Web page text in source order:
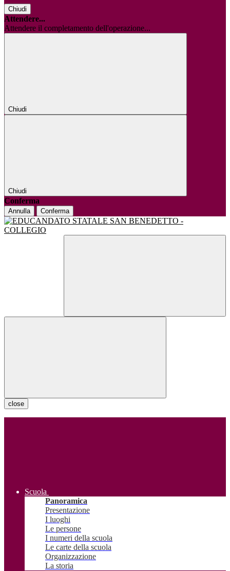
Chiudi
Attendere...
Attendere il completamento dell'operazione...
Chiudi
Chiudi
Conferma
Annulla Conferma
close
Scuola
Panoramica
Presentazione
I luoghi
Le persone
I numeri della scuola
Le carte della scuola
Organizzazione
La storia